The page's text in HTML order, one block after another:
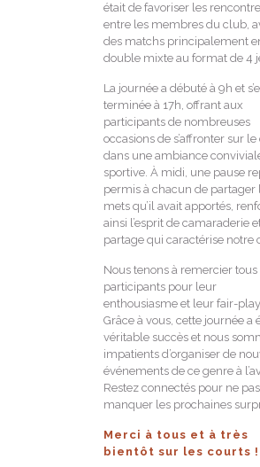
était de favoriser les
entre les membres du club,
des matchs principalement
double mixte au format de 4
La journée a débuté à 9h et
terminée à 17h, offrant aux
participants de nombreuses
occasions de s’affronter sur
dans une ambiance
sportive. À midi, une pause
permis à chacun de partager
mets qu’il avait apportés,
ainsi l’esprit de camaraderie
partage qui caractérise notre
Nous tenons à remercier tous
participants pour leur
enthousiasme et leur fair-play.
Grâce à vous, cette journée a
véritable succès et nous
impatients d’organiser de
événements de ce genre à
Restez connectés pour ne pas
manquer les prochaines
Merci à tous et à très
bientôt sur les courts !